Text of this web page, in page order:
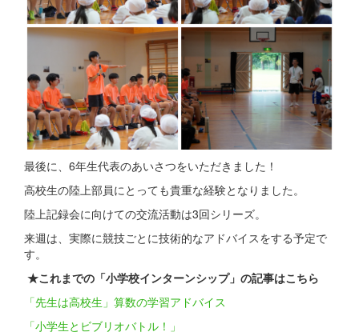
最後に、6年生代表のあいさつをいただきました！
高校生の陸上部員にとっても貴重な経験となりました。
陸上記録会に向けての交流活動は3回シリーズ。
来週は、実際に競技ごとに技術的なアドバイスをする予定で
す。
★これまでの「小学校インターンシップ」の記事はこちら
「先生は高校生」算数の学習アドバイス
「小学生とビブリオバトル！」